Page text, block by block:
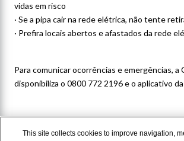
vidas em risco
· Se a pipa cair na rede elétrica, não tente
· Prefira locais abertos e afastados da rede
Para comunicar ocorrências e emergências, a
disponibiliza o 0800 772 2196 e o aplicativo
This site collects cookies to improve navigation,